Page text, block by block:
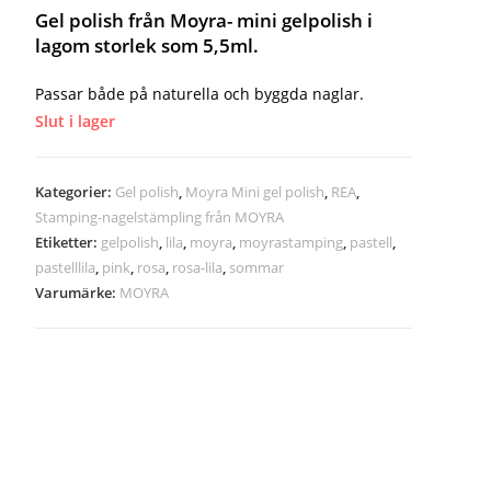
Gel polish från Moyra- mini gelpolish i
lagom storlek som 5,5ml.
Passar både på naturella och byggda naglar.
Slut i lager
Kategorier: Gel polish, Moyra Mini gel polish, REA,
Stamping-nagelstämpling från MOYRA
Etiketter: gelpolish, lila, moyra, moyrastamping, pastell,
pastelllila, pink, rosa, rosa-lila, sommar
Varumärke: MOYRA